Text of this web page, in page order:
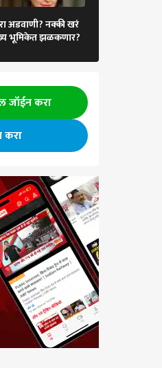
अडवाणी? नक्की खरं
भूमिकेत झळकणार?
जॉईन करा
करा